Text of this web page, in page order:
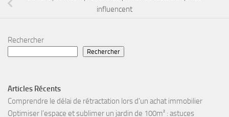
influencent
Rechercher
Rechercher
Articles Récents
Comprendre le délai de rétractation lors d’un achat immobilier
Optimiser l’espace et sublimer un jardin de 100m² : astuces